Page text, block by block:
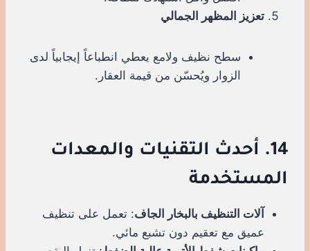
تعزيز المظهر الجمالي
سطح نظيف ولامع يعطي انطباعاً إيجابياً لدى
الزوار ويُحسّن من قيمة العقار.
14. أحدث التقنيات والمعدات
المستخدمة
آلات التنظيف بالبخار الجاف: تعمل على تنظيف
عميق مع تعقيم دون تشبع مائي.